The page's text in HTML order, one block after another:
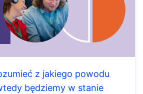
z jakiego powodu
będziemy w stanie